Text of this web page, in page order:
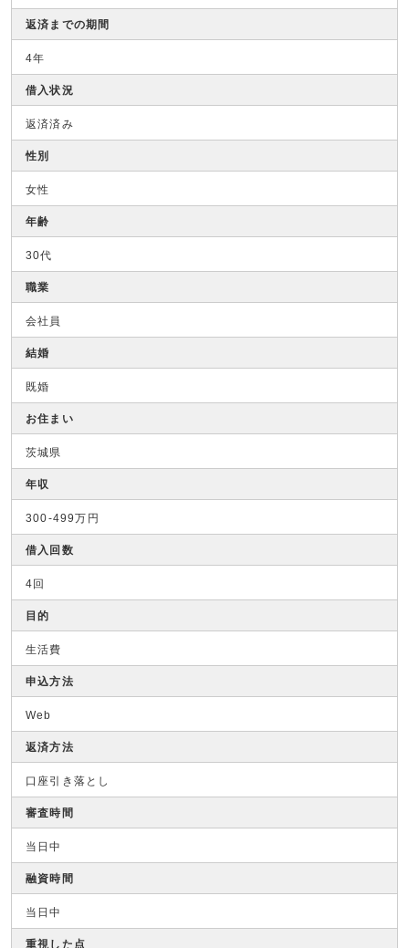
返済までの期間
4年
借入状況
返済済み
性別
女性
年齢
30代
職業
会社員
結婚
既婚
お住まい
茨城県
年収
300-499万円
借入回数
4回
目的
生活費
申込方法
Web
返済方法
口座引き落とし
審査時間
当日中
融資時間
当日中
重視した点